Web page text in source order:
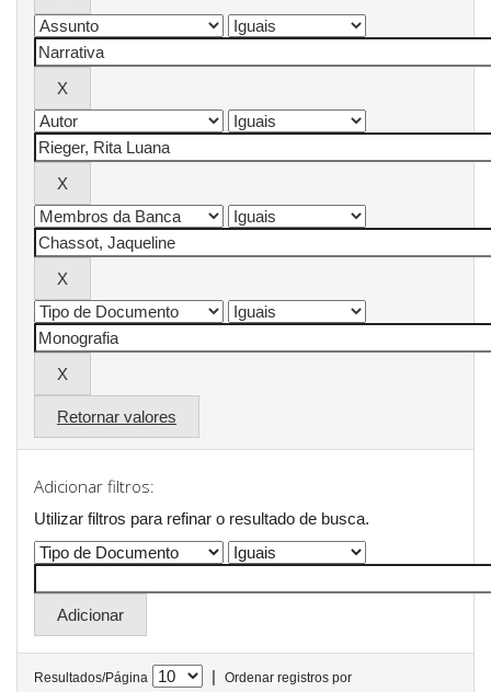
Retornar valores
Adicionar filtros:
Utilizar filtros para refinar o resultado de busca.
Resultados/Página |
Ordenar registros por